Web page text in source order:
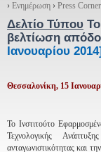
› Ενημέρωση › Press Corner
Δελτίο Τύπου
βελτίωση
Ιανουαρίου 2014]
Θεσσαλονίκη, 15
Το Ινστιτούτο
Τεχνολογικής
ανταγωνιστικότητας και